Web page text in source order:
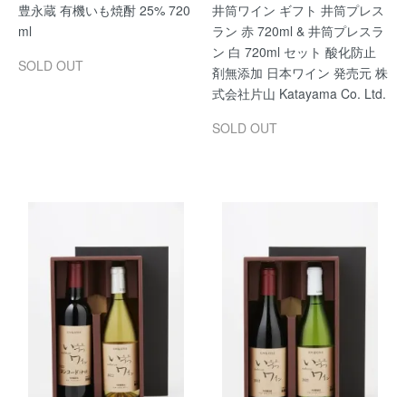
豊永蔵 有機いも焼酎 25% 720
ml
SOLD OUT
井筒ワイン ギフト 井筒プレス
ラン 赤 720ml & 井筒プレスラ
ン 白 720ml セット 酸化防止
剤無添加 日本ワイン 発売元 株
式会社片山 Katayama Co. Ltd.
SOLD OUT